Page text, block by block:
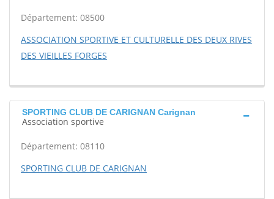
Département: 08500
ASSOCIATION SPORTIVE ET CULTURELLE DES DEUX RIVES
DES VIEILLES FORGES
SPORTING CLUB DE CARIGNAN Carignan
Association sportive
Département: 08110
SPORTING CLUB DE CARIGNAN